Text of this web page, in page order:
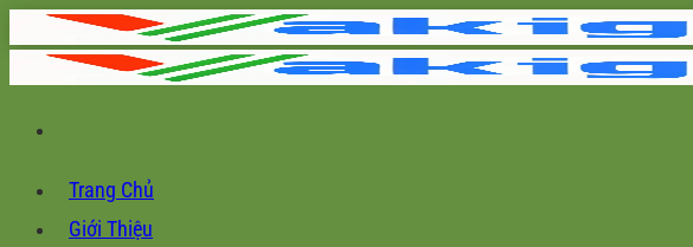
Chuyển
đến
dung
Trang Chủ
Giới Thiệu